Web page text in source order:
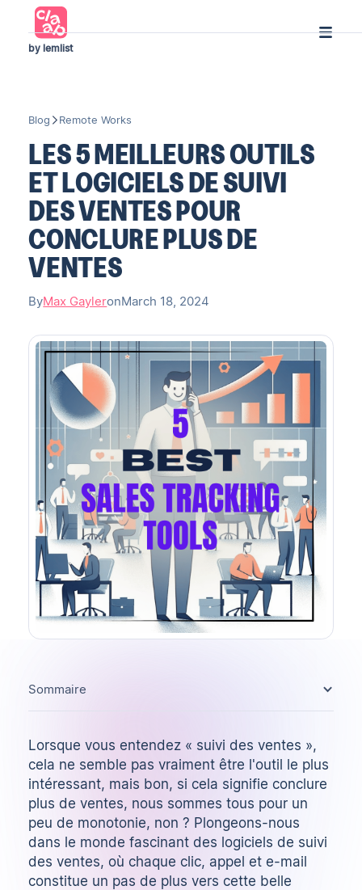
by lemlist
Blog Remote Works
LES 5 MEILLEURS OUTILS
ET LOGICIELS DE SUIVI
DES VENTES POUR
CONCLURE PLUS DE
VENTES
ByMax GayleronMarch 18, 2024
Lorsque vous entendez « suivi des ventes »,
cela ne semble pas vraiment être l'outil le plus
intéressant, mais bon, si cela signifie conclure
plus de ventes, nous sommes tous pour un
peu de monotonie, non ? Plongeons-nous
dans le monde fascinant des logiciels de suivi
des ventes, où chaque clic, appel et e-mail
constitue un pas de plus vers cette belle
Sommaire